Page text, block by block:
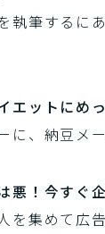
執筆するに
エットにめ
に、納豆メ
悪！今すぐ
を集めて広